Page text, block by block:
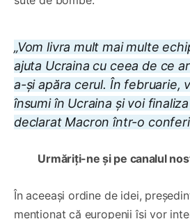
„Vom livra mult mai multe
ajuta Ucraina cu ceea de ce
a-și apăra cerul. În februarie,
însumi în Ucraina și voi
declarat Macron într-o
Urmăriți-ne și pe canalul
În aceeași ordine de idei,
menționat că europenii își vor